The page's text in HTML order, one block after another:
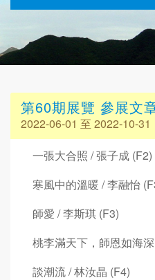
第60期展覽 參展文
2022-06-01 至 2022-10-31
一張大合照 / 張子成 (F2)
寒風中的溫暖 / 李融怡
師愛 / 李斯琪 (F3)
桃李滿天下，師恩如海
談潮流 / 林汝晶 (F4)